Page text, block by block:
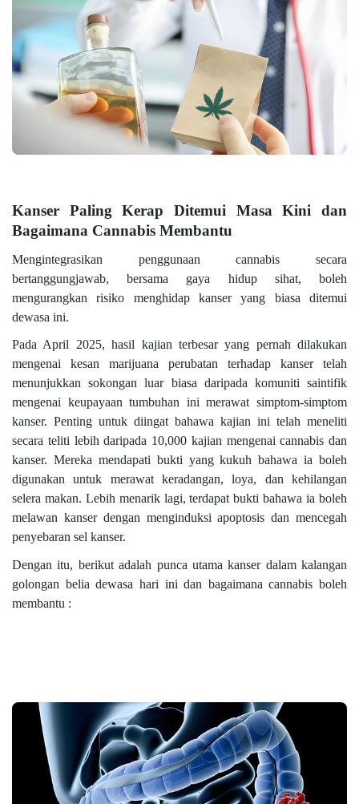
Kanser Paling Kerap Ditemui Masa Kini dan
Bagaimana Cannabis Membantu
Mengintegrasikan penggunaan cannabis secara
bertanggungjawab, bersama gaya hidup sihat, boleh
mengurangkan risiko menghidap kanser yang biasa ditemui
dewasa ini.
Pada April 2025, hasil kajian terbesar yang pernah dilakukan
mengenai kesan marijuana perubatan terhadap kanser telah
menunjukkan sokongan luar biasa daripada komuniti saintifik
mengenai keupayaan tumbuhan ini merawat simptom-simptom
kanser. Penting untuk diingat bahawa kajian ini telah meneliti
secara teliti lebih daripada 10,000 kajian mengenai cannabis dan
kanser. Mereka mendapati bukti yang kukuh bahawa ia boleh
digunakan untuk merawat keradangan, loya, dan kehilangan
selera makan. Lebih menarik lagi, terdapat bukti bahawa ia boleh
melawan kanser dengan menginduksi apoptosis dan mencegah
penyebaran sel kanser.
Dengan itu, berikut adalah punca utama kanser dalam kalangan
golongan belia dewasa hari ini dan bagaimana cannabis boleh
membantu :